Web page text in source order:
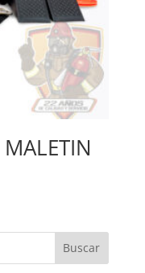
MALETIN